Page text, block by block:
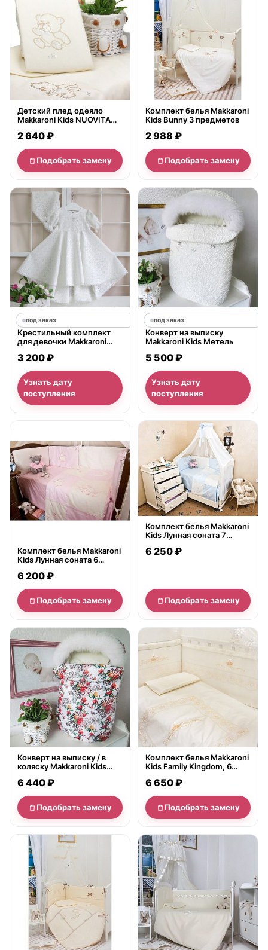
Детский плед одеяло
Makkaroni Kids NUOVITA
2 640 ₽
Подобрать замену
Комплект белья Makkaroni
Kids Bunny 3 предметов
2 988 ₽
Подобрать замену
под заказ
Крестильный комплект
для девочки Makkaroni
3 200 ₽
Узнать дату
поступления
под заказ
Конверт на выписку
Makkaroni Kids Метель
5 500 ₽
Узнать дату
поступления
Комплект белья Makkaroni
Kids Лунная соната 6
6 200 ₽
Подобрать замену
нет в продаже
Комплект белья Makkaroni
Kids Лунная соната 7
6 250 ₽
Подобрать замену
нет в продаже
Конверт на выписку / в
коляску Makkaroni Kids
6 440 ₽
Подобрать замену
нет в продаже
Комплект белья Makkaroni
Kids Family Kingdom, 6
6 650 ₽
Подобрать замену